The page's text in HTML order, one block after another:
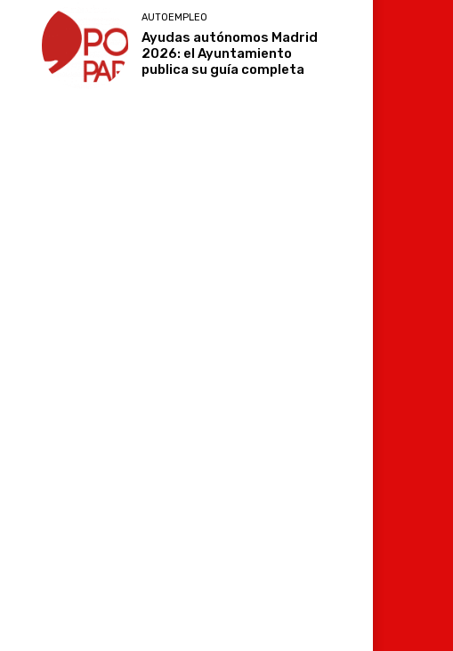
AUTOEMPLEO
Ayudas autónomos Madrid
2026: el Ayuntamiento
publica su guía completa